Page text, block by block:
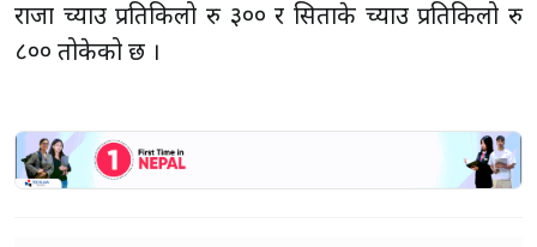
राजा च्याउ प्रतिकिलो रु ३०० र सिताके च्याउ प्रतिकिलो रु
८०० तोकेको छ ।